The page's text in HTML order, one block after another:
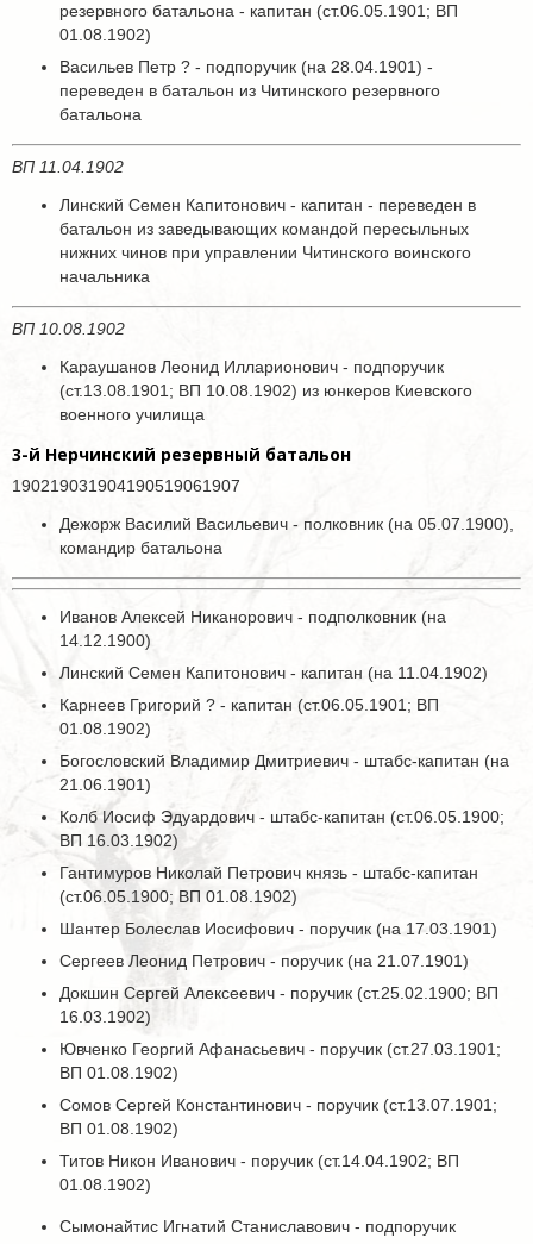
резервного батальона - капитан (ст.06.05.1901; ВП
01.08.1902)
Васильев Петр ? - подпоручик (на 28.04.1901) -
переведен в батальон из Читинского резервного
батальона
ВП 11.04.1902
Линский Семен Капитонович - капитан - переведен в
батальон из заведывающих командой пересыльных
нижних чинов при управлении Читинского воинского
начальника
ВП 10.08.1902
Караушанов Леонид Илларионович - подпоручик
(ст.13.08.1901; ВП 10.08.1902) из юнкеров Киевского
военного училища
3-й Нерчинский резервный батальон
190219031904190519061907
Дежорж Василий Васильевич - полковник (на 05.07.1900),
командир батальона
Иванов Алексей Никанорович - подполковник (на
14.12.1900)
Линский Семен Капитонович - капитан (на 11.04.1902)
Карнеев Григорий ? - капитан (ст.06.05.1901; ВП
01.08.1902)
Богословский Владимир Дмитриевич - штабс-капитан (на
21.06.1901)
Колб Иосиф Эдуардович - штабс-капитан (ст.06.05.1900;
ВП 16.03.1902)
Гантимуров Николай Петрович князь - штабс-капитан
(ст.06.05.1900; ВП 01.08.1902)
Шантер Болеслав Иосифович - поручик (на 17.03.1901)
Сергеев Леонид Петрович - поручик (на 21.07.1901)
Докшин Сергей Алексеевич - поручик (ст.25.02.1900; ВП
16.03.1902)
Ювченко Георгий Афанасьевич - поручик (ст.27.03.1901;
ВП 01.08.1902)
Сомов Сергей Константинович - поручик (ст.13.07.1901;
ВП 01.08.1902)
Титов Никон Иванович - поручик (ст.14.04.1902; ВП
01.08.1902)
Сымонайтис Игнатий Станиславович - подпоручик